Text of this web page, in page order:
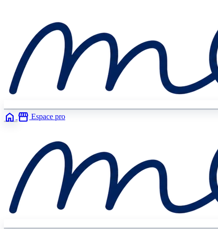
home storefront Espace pro